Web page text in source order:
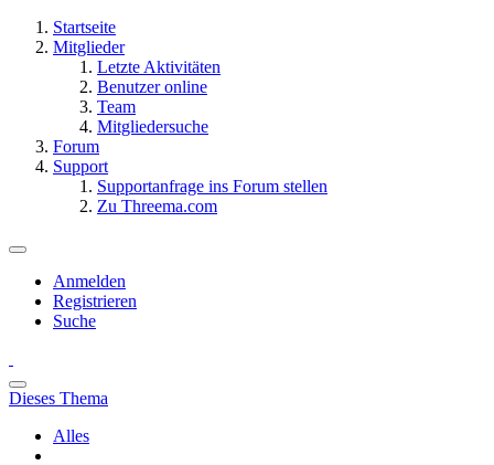
Startseite
Mitglieder
Letzte Aktivitäten
Benutzer online
Team
Mitgliedersuche
Forum
Support
Supportanfrage ins Forum stellen
Zu Threema.com
Anmelden
Registrieren
Suche
Dieses Thema
Alles